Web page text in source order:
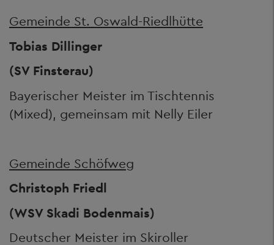
Gemeinde St. Oswald-Riedlhütte
Tobias Dillinger
(SV Finsterau)
Bayerischer Meister im Tischtennis
(Mixed), gemeinsam mit Nelly Eiler
Gemeinde Schöfweg
Christoph Friedl
(WSV Skadi Bodenmais)
Deutscher Meister im Skiroller